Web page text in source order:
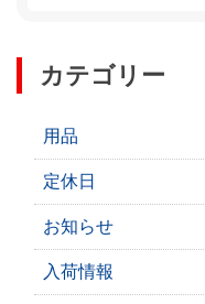
カテゴリー
用品
定休日
お知らせ
入荷情報